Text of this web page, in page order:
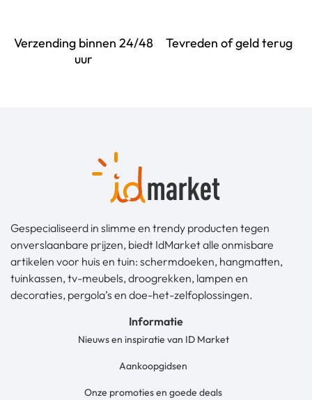
Verzending binnen 24/48
uur
Tevreden of geld terug
Gespecialiseerd in slimme en trendy producten tegen
onverslaanbare prijzen, biedt IdMarket alle onmisbare
artikelen voor huis en tuin: schermdoeken, hangmatten,
tuinkassen, tv-meubels, droogrekken, lampen en
decoraties, pergola’s en doe-het-zelfoplossingen.
Informatie
Nieuws en inspiratie van ID Market
Aankoopgidsen
Onze promoties en goede deals